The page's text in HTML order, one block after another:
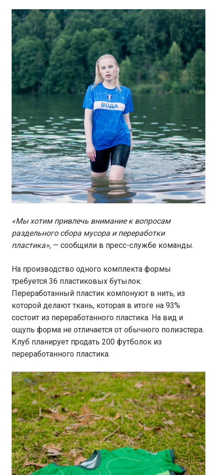
«Мы хотим привлечь внимание к вопросам
раздельного сбора мусора и переработки
пластика», — сообщили в пресс-службе команды.
На производство одного комплекта формы
требуется 36 пластиковых бутылок.
Переработанный пластик компонуют в нить, из
которой делают ткань, которая в итоге на 93%
состоит из переработанного пластика. На вид и
ощупь форма не отличается от обычного полиэстера.
Клуб планирует продать 200 футболок из
переработанного пластика.